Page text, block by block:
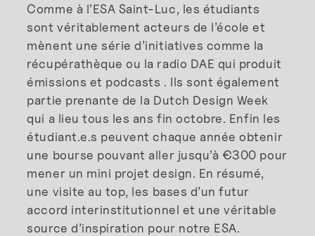
Comme à l’ESA Saint-Luc, les étudiants
sont véritablement acteurs de l’école et
mènent une série d’initiatives comme la
récupérathèque ou la radio DAE qui produit
émissions et podcasts . Ils sont également
partie prenante de la Dutch Design Week
qui a lieu tous les ans fin octobre. Enfin les
étudiant.e.s peuvent chaque année obtenir
une bourse pouvant aller jusqu’à €300 pour
mener un mini projet design. En résumé,
une visite au top, les bases d’un futur
accord interinstitutionnel et une véritable
source d’inspiration pour notre ESA.